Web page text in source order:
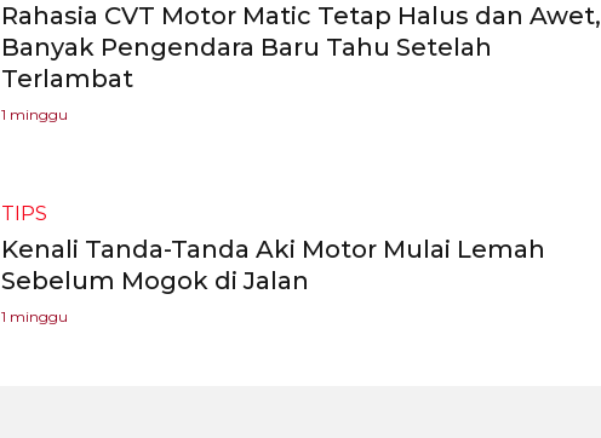
Rahasia CVT Motor Matic Tetap Halus dan Awet,
Banyak Pengendara Baru Tahu Setelah
Terlambat
1 minggu
TIPS
Kenali Tanda-Tanda Aki Motor Mulai Lemah
Sebelum Mogok di Jalan
1 minggu